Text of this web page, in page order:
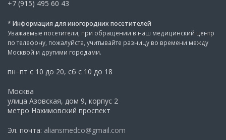
+7 (915) 495 60 43
* Информация для иногородних посетителей
Уважаемые посетители, при обращении в наш медицинский центр
по телефону, пожалуйста, учитывайте разницу во времени между
Москвой и другими городами.
пн−пт с 10 до 20, сб с 10 до 18
Москва
улица Азовская, дом 9, корпус 2
метро Нахимовский проспект
Эл. почта: aliansmedco@gmail.com